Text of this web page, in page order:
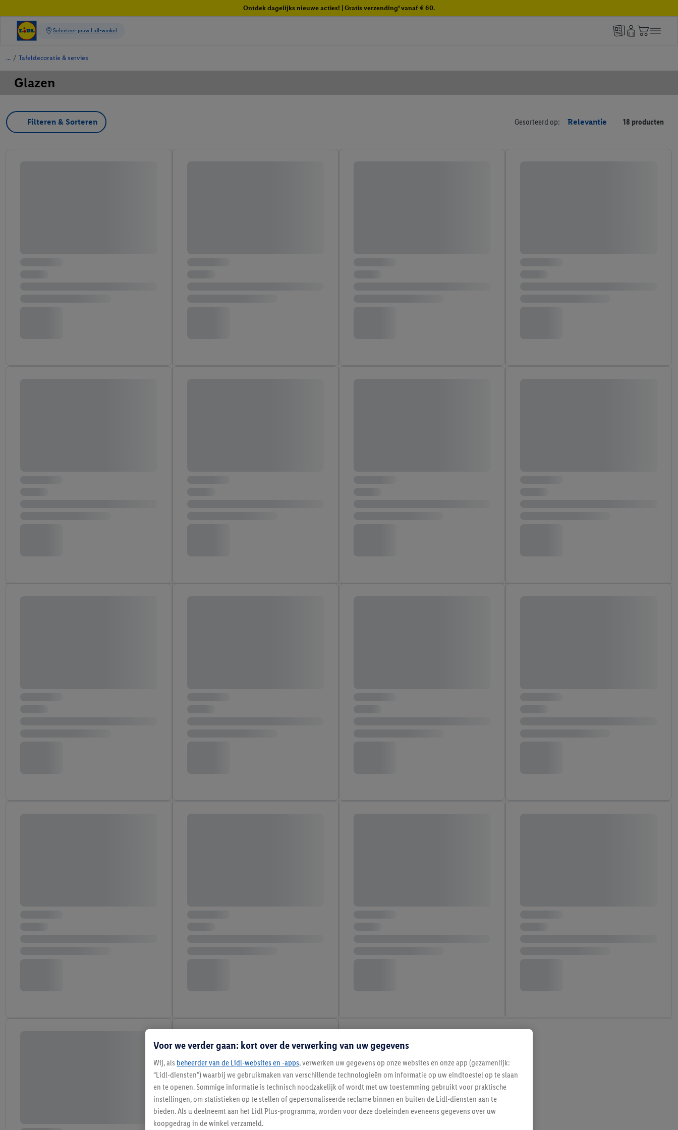
Ontdek dagelijks nieuwe acties! | Gratis verzending¹ vanaf € 60.
/ Tafeldecoratie & servies
Glazen
Filteren & Sorteren Gesorteerd op: Relevantie 18 producten
Voor we verder gaan: kort over de verwerking van uw gegevens
Wij, als beheerder van de Lidl-websites en -apps, verwerken uw gegevens op onze websites en onze app (gezamenlijk:
“Lidl-diensten”) waarbij we gebruikmaken van verschillende technologieën om informatie op uw eindtoestel op te slaan
en te openen. Sommige informatie is technisch noodzakelijk of wordt met uw toestemming gebruikt voor praktische
instellingen, om statistieken op te stellen of gepersonaliseerde reclame binnen en buiten de Lidl-diensten aan te
bieden. Als u deelneemt aan het Lidl Plus-programma, worden voor deze doeleinden eveneens gegevens over uw
koopgedrag in de winkel verzameld.